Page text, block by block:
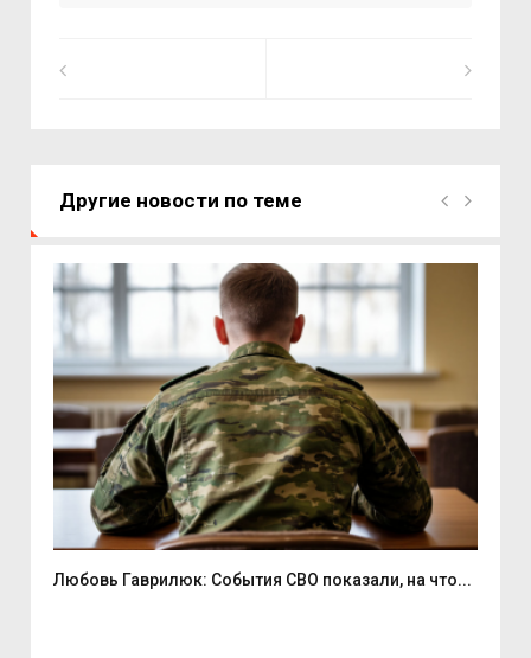
Другие новости по теме
Любовь Гаврилюк: События СВО показали, на что...